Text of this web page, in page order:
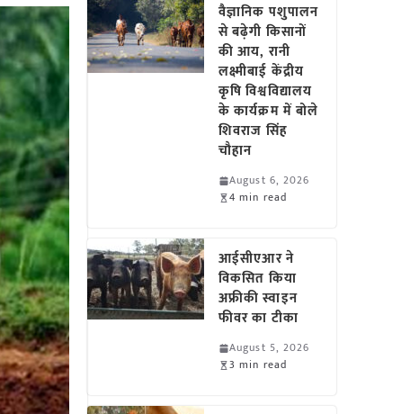
वैज्ञानिक पशुपालन
से बढ़ेगी किसानों
की आय, रानी
लक्ष्मीबाई केंद्रीय
कृषि विश्वविद्यालय
के कार्यक्रम में बोले
शिवराज सिंह
चौहान
August 6, 2026
4 min read
आईसीएआर ने
विकसित किया
अफ्रीकी स्वाइन
फीवर का टीका
August 5, 2026
3 min read